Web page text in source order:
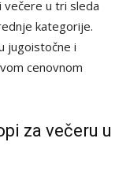
večere u tri sleda
kategorije.
jugoistočne i
cenovnom
za večeru u